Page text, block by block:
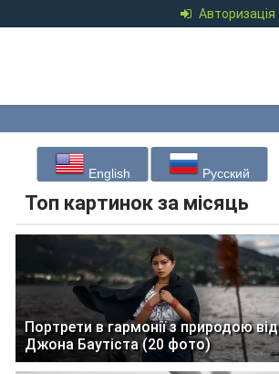
Авторизація
English Русский
Топ картинок за місяць
Портрети в гармонії з природою від
Джона Баутіста (20 фото)